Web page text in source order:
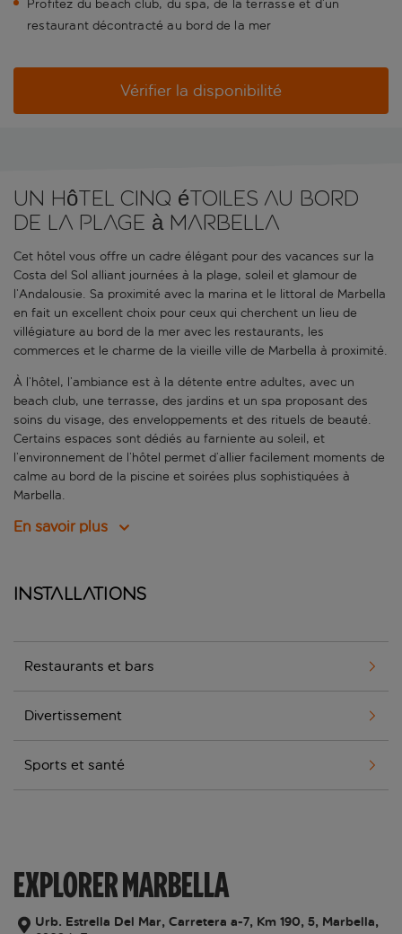
Profitez du beach club, du spa, de la terrasse et d’un
restaurant décontracté au bord de la mer
Vérifier la disponibilité
Un hôtel cinq étoiles au bord
de la plage à Marbella
Cet hôtel vous offre un cadre élégant pour des vacances sur la
Costa del Sol alliant journées à la plage, soleil et glamour de
l’Andalousie. Sa proximité avec la marina et le littoral de Marbella
en fait un excellent choix pour ceux qui cherchent un lieu de
villégiature au bord de la mer avec les restaurants, les
commerces et le charme de la vieille ville de Marbella à proximité.
À l’hôtel, l’ambiance est à la détente entre adultes, avec un
beach club, une terrasse, des jardins et un spa proposant des
soins du visage, des enveloppements et des rituels de beauté.
Certains espaces sont dédiés au farniente au soleil, et
l’environnement de l’hôtel permet d’allier facilement moments de
calme au bord de la piscine et soirées plus sophistiquées à
Marbella.
En savoir plus
Installations
Restaurants et bars
Divertissement
Sports et santé
EXPLORER MARBELLA
Urb. Estrella Del Mar, Carretera a-7, Km 190, 5, Marbella,